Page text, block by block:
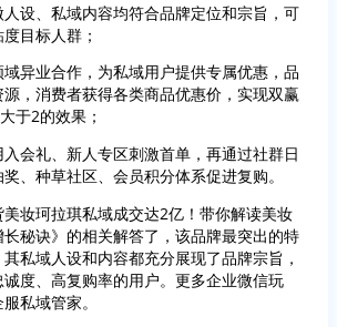
设、私域内容均符合品牌定位和宗旨，可
目标人群；
异业合作，为私域用户提供专属优惠，品
，消费者获得各类商品优惠价，实现双赢
于2的效果；
会礼、新人专区刺激首单，再通过社群日
、种草社区、会员积分体系促进复购。
妆珂拉琪私域成交达2亿！带你解读美妆
秘诀》的相关解答了，该品牌最突出的特
私域人设和内容都充分展现了品牌宗旨，
度、高复购率的用户。更多企业微信玩
私域管家。